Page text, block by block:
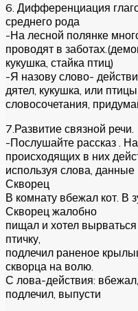
6. Дифференциация
среднего рода
-На лесной полянке
проводят в
кукушка, стайка птиц)
-Я назову слово-
дятел, кукушка, или
словосочетания,
7.Развитие связной
-Послушайте рассказ .
происходящих в них
используя слова, данные
Скворец
В комнату вбежал кот. В
Скворец жалобно
пищал и хотел вырваться
птичку,
подлечил раненое
скворца на волю.
С лова-действия:
подлечил, выпусти